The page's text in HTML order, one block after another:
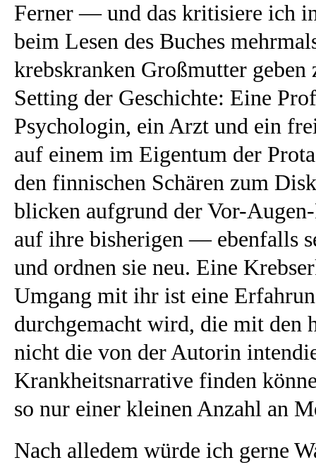
Ferner — und das kritisiere ich
beim Lesen des Buches
krebskranken Großmutter
Setting der Geschichte: Eine
Psychologin, ein Arzt und ein
auf einem im Eigentum der
den finnischen Schären zum
blicken aufgrund der Vor-
auf ihre bisherigen — ebenfalls
und ordnen sie neu. Eine
Umgang mit ihr ist eine
durchgemacht wird, die mit den
nicht die von der Autorin
Krankheitsnarrative finden
so nur einer kleinen Anzahl an
Nach alledem würde ich gerne